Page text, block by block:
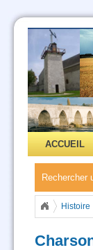
ACCUEIL
Histoire
Charsonville